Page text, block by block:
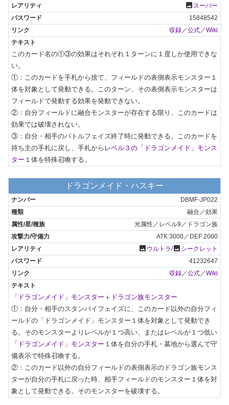
photo スーパー
15848542
収録 ／公式 ／Wiki
このカード名の①③の効果はそれぞれ１ターンに１度しか使用できな
い。
①：このカードを手札から捨て、フィールドの表側表示モンスター１
体を対象として発動できる。このターン、その表側表示モンスターは
フィールドで発動する効果を発動できない。
②：自分フィールドに融合モンスターが存在する限り、このカードは
効果では破壊されない。
③：自分・相手のバトルフェイズ終了時に発動できる。このカードを
持ち主の手札に戻し、手札から レベル３の「ドラゴンメイド」モンス
ター １体を特殊召喚する。
ドラゴンメイド・ハスキー
DBMF-JP022
融合／効果
光属性／レベル9／ドラゴン族
ATK:3000／DEF:2000
photo ウルトラ/photo シークレット
41232647
収録／公式／Wiki
「ドラゴンメイド」モンスター ＋ ドラゴン族モンスター
①：自分・相手のスタンバイフェイズに、このカード以外の自分フィ
ールドの「ドラゴンメイド」モンスター１体を対象として発動でき
る。そのモンスターよりレベルが１つ高い、またはレベルが１つ低い
「ドラゴンメイド」モンスター １体を自分の手札・墓地から選んで守
備表示で特殊召喚する。
②：このカード以外の自分フィールドの表側表示のドラゴン族モンス
ターが自分の手札に戻った時、相手フィールドのモンスター１体を対
象として発動できる。そのモンスターを破壊する。